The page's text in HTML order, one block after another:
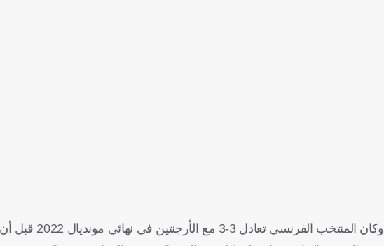
وكان المنتخب الفرنسي تعادل 3-3 مع الأرجنتين في نهائي مونديال 2022 قبل أن يخسر بركلات الترجيح.